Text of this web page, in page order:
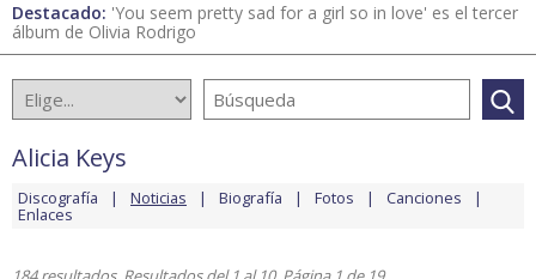
Destacado: 'You seem pretty sad for a girl so in love' es el tercer
álbum de Olivia Rodrigo
Alicia Keys
Discografía Noticias Biografía Fotos Canciones
Enlaces